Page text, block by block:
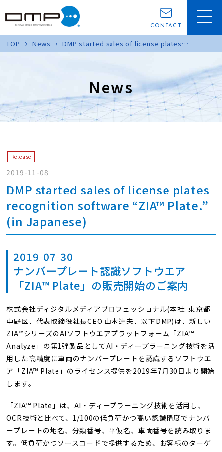
CONTACT
TOP News
DMP started sales of license plates
recognition software “ZIA™ Plate.” (in
News
Release
2019-11-08
DMP started sales of license plates
recognition software “ZIA™ Plate.”
(in Japanese)
2019-07-30
ナンバープレート認識ソフトウエア
「ZIA™ Plate」の販売開始のご案内
株式会社ディジタルメディアプロフェッショナル(本社: 東京都
中野区、代表取締役社長CEO 山本達夫、以下DMP)は、新しい
ZIA™シリーズのAIソフトウエアプラットフォーム「ZIA™
Analyze」の第1弾製品としてAI・ディープラーニング技術を活
用した高精度に車両のナンバープレートを認識するソフトウエ
ア「ZIA™ Plate」のライセンス提供を2019年7月30日より開始
します。
「ZIA™ Plate」は、AI・ディープラーニング技術を活用し、
OCR技術と比べて、1/100の低負荷かつ高い認識精度でナンバ
ープレートの地名、分類番号、平仮名、車両番号を読み取りま
す。低負荷かつソースコードで提供するため、お客様のターゲ